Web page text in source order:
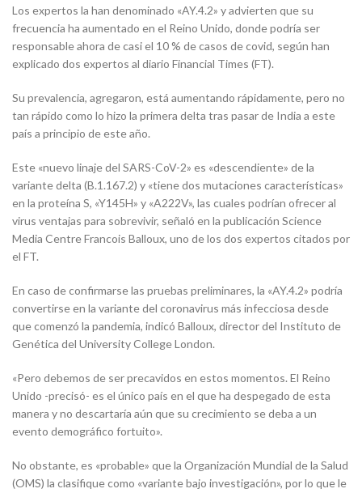
Los expertos la han denominado «AY.4.2» y advierten que su
frecuencia ha aumentado en el Reino Unido, donde podría ser
responsable ahora de casi el 10 % de casos de covid, según han
explicado dos expertos al diario Financial Times (FT).
Su prevalencia, agregaron, está aumentando rápidamente, pero no
tan rápido como lo hizo la primera delta tras pasar de India a este
país a principio de este año.
Este «nuevo linaje del SARS-CoV-2» es «descendiente» de la
variante delta (B.1.167.2) y «tiene dos mutaciones características»
en la proteína S, «Y145H» y «A222V», las cuales podrían ofrecer al
virus ventajas para sobrevivir, señaló en la publicación Science
Media Centre Francois Balloux, uno de los dos expertos citados por
el FT.
En caso de confirmarse las pruebas preliminares, la «AY.4.2» podría
convertirse en la variante del coronavirus más infecciosa desde
que comenzó la pandemia, indicó Balloux, director del Instituto de
Genética del University College London.
«Pero debemos de ser precavidos en estos momentos. El Reino
Unido -precisó- es el único país en el que ha despegado de esta
manera y no descartaría aún que su crecimiento se deba a un
evento demográfico fortuito».
No obstante, es «probable» que la Organización Mundial de la Salud
(OMS) la clasifique como «variante bajo investigación», por lo que le